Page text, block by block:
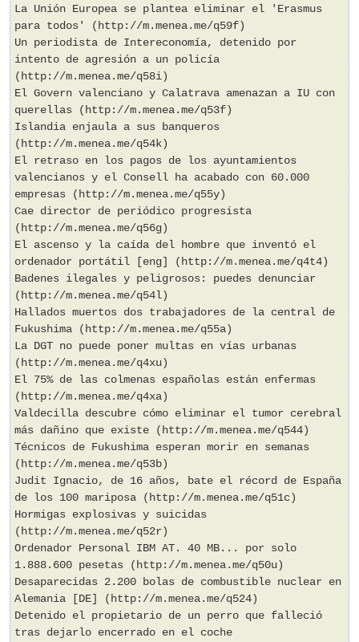
La Unión Europea se plantea eliminar el 'Erasmus
para todos' (http://m.menea.me/q59f)
Un periodista de Intereconomía, detenido por
intento de agresión a un policía
(http://m.menea.me/q58i)
El Govern valenciano y Calatrava amenazan a IU con
querellas (http://m.menea.me/q53f)
Islandia enjaula a sus banqueros
(http://m.menea.me/q54k)
El retraso en los pagos de los ayuntamientos
valencianos y el Consell ha acabado con 60.000
empresas (http://m.menea.me/q55y)
Cae director de periódico progresista
(http://m.menea.me/q56g)
El ascenso y la caída del hombre que inventó el
ordenador portátil [eng] (http://m.menea.me/q4t4)
Badenes ilegales y peligrosos: puedes denunciar
(http://m.menea.me/q54l)
Hallados muertos dos trabajadores de la central de
Fukushima (http://m.menea.me/q55a)
La DGT no puede poner multas en vías urbanas
(http://m.menea.me/q4xu)
El 75% de las colmenas españolas están enfermas
(http://m.menea.me/q4xa)
Valdecilla descubre cómo eliminar el tumor cerebral
más dañino que existe (http://m.menea.me/q544)
Técnicos de Fukushima esperan morir en semanas
(http://m.menea.me/q53b)
Judit Ignacio, de 16 años, bate el récord de España
de los 100 mariposa (http://m.menea.me/q51c)
Hormigas explosivas y suicidas
(http://m.menea.me/q52r)
Ordenador Personal IBM AT. 40 MB... por solo
1.888.600 pesetas (http://m.menea.me/q50u)
Desaparecidas 2.200 bolas de combustible nuclear en
Alemania [DE] (http://m.menea.me/q524)
Detenido el propietario de un perro que falleció
tras dejarlo encerrado en el coche